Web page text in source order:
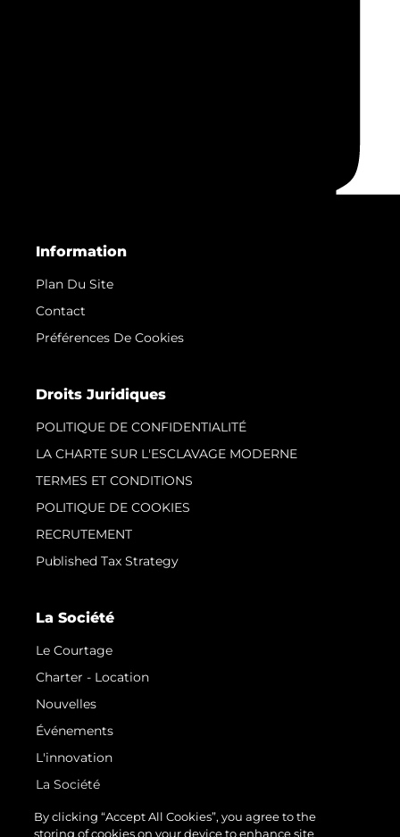
Information
Plan Du Site
Contact
Préférences De Cookies
Droits Juridiques
POLITIQUE DE CONFIDENTIALITÉ
LA CHARTE SUR L'ESCLAVAGE MODERNE
TERMES ET CONDITIONS
POLITIQUE DE COOKIES
RECRUTEMENT
Published Tax Strategy
La Société
Le Courtage
Charter - Location
Nouvelles
Événements
L'innovation
La Société
Notre Équipe
By clicking “Accept All Cookies”, you agree to the
storing of cookies on your device to enhance site